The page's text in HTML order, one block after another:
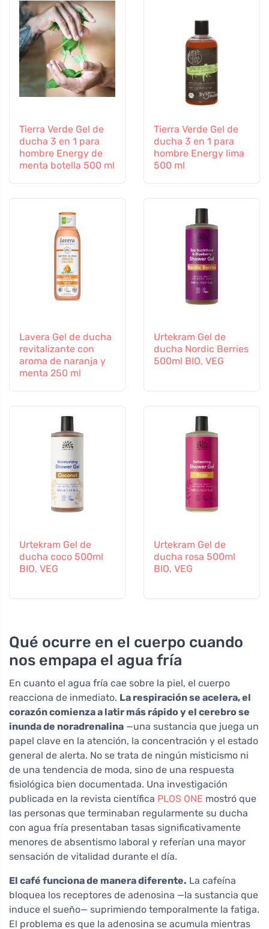
Tierra Verde Gel de
ducha 3 en 1 para
hombre Energy de
menta botella 500 ml
Tierra Verde Gel de
ducha 3 en 1 para
hombre Energy lima
500 ml
Lavera Gel de ducha
revitalizante con
aroma de naranja y
menta 250 ml
Urtekram Gel de
ducha Nordic Berries
500ml BIO, VEG
Urtekram Gel de
ducha coco 500ml
BIO, VEG
Urtekram Gel de
ducha rosa 500ml
BIO, VEG
Qué ocurre en el cuerpo cuando
nos empapa el agua fría
En cuanto el agua fría cae sobre la piel, el cuerpo
reacciona de inmediato. La respiración se acelera, el
corazón comienza a latir más rápido y el cerebro se
inunda de noradrenalina —una sustancia que juega un
papel clave en la atención, la concentración y el estado
general de alerta. No se trata de ningún misticismo ni
de una tendencia de moda, sino de una respuesta
fisiológica bien documentada. Una investigación
publicada en la revista científica PLOS ONE mostró que
las personas que terminaban regularmente su ducha
con agua fría presentaban tasas significativamente
menores de absentismo laboral y referían una mayor
sensación de vitalidad durante el día.
El café funciona de manera diferente. La cafeína
bloquea los receptores de adenosina —la sustancia que
induce el sueño— suprimiendo temporalmente la fatiga.
El problema es que la adenosina se acumula mientras